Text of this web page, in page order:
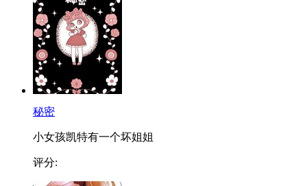
秘密
小女孩凯特有一个坏姐姐
评分: